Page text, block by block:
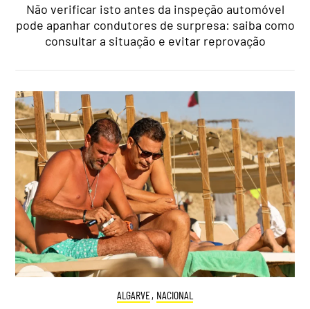
Não verificar isto antes da inspeção automóvel
pode apanhar condutores de surpresa: saiba como
consultar a situação e evitar reprovação
ALGARVE, NACIONAL